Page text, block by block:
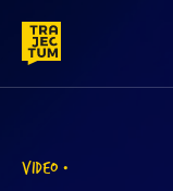
content
VIDEO